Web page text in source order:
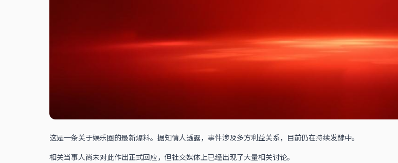
这是一条关于娱乐圈的最新爆料。据知情人透露，事件涉及多方利益关系，目前仍在持续发酵中。
相关当事人尚未对此作出正式回应，但社交媒体上已经出现了大量相关讨论。